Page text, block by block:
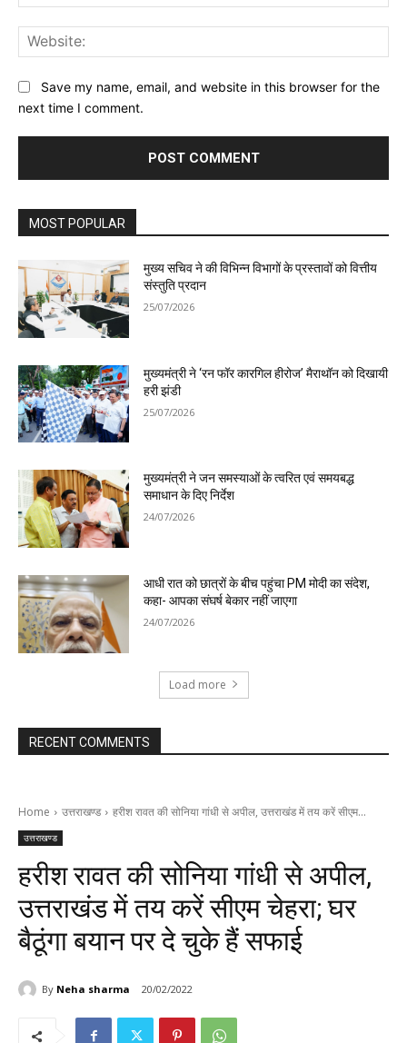
Save my name, email, and website in this browser for the
next time I comment.
MOST POPULAR
मुख्य सचिव ने की विभिन्न विभागों के प्रस्तावों को वित्तीय
संस्तुति प्रदान
25/07/2026
मुख्यमंत्री ने ‘रन फॉर कारगिल हीरोज’ मैराथॉन को दिखायी
हरी झंडी
25/07/2026
मुख्यमंत्री ने जन समस्याओं के त्वरित एवं समयबद्ध
समाधान के दिए निर्देश
24/07/2026
आधी रात को छात्रों के बीच पहुंचा PM मोदी का संदेश,
कहा- आपका संघर्ष बेकार नहीं जाएगा
24/07/2026
Load more
RECENT COMMENTS